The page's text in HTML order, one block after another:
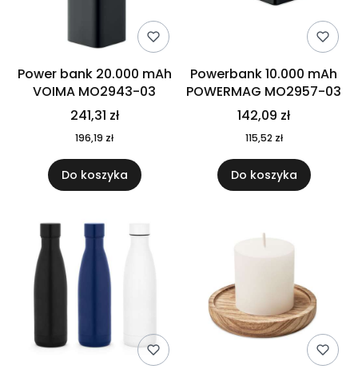
Power bank 20.000 mAh
VOIMA MO2943-03
241,31 zł
196,19 zł
Do koszyka
Powerbank 10.000 mAh
POWERMAG MO2957-03
142,09 zł
115,52 zł
Do koszyka